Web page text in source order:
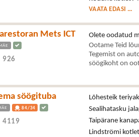
VAATA EDASI ...
Mets ICT
926
Olete oodatud
Ootame Teid
Tegemist on
söögikoht on
söögituba
84/34
4119
Lõhesteik
Sealihatasku
Taipärane
Lindströmi